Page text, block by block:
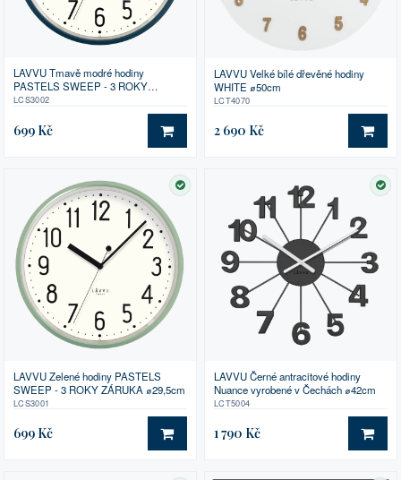
LAVVU Tmavě modré hodiny
PASTELS SWEEP - 3 ROKY
ZÁRUKA ⌀29,5cm
LCS3002
699 Kč DO KOŠÍKU
LAVVU Velké bílé dřevěné hodiny
WHITE ⌀50cm
LCT4070
2 690 Kč DO
SKLADEM
LAVVU Zelené hodiny PASTELS
SWEEP - 3 ROKY ZÁRUKA ⌀29,5cm
LCS3001
699 Kč DO KOŠÍKU
LAVVU Černé antracitové hodiny
Nuance vyrobené v Čechách ⌀42cm
LCT5004
1 790 Kč DO